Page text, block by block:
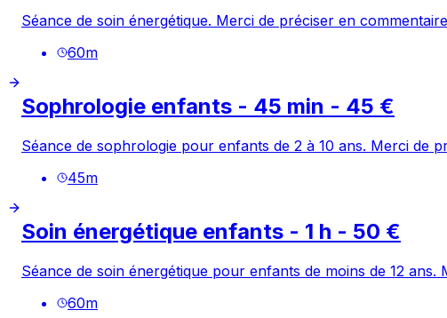
Séance de soin énergétique. Merci de préciser en
60m
Sophrologie enfants - 45 min - 45 €
Séance de sophrologie pour enfants de 2 à 10 ans. Merci de
45m
Soin énergétique enfants - 1 h - 50 €
Séance de soin énergétique pour enfants de moins de 12
60m